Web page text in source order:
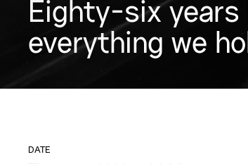
Eighty-six
everything we
DATE